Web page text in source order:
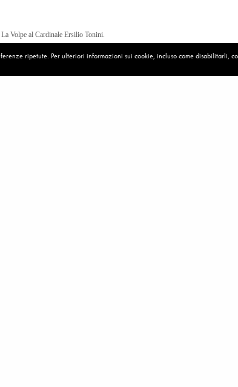
Volpe al Cardinale Ersilio Tonini.
ripetute. Per ulteriori informazioni sui cookie, incluso come disabilitarli,